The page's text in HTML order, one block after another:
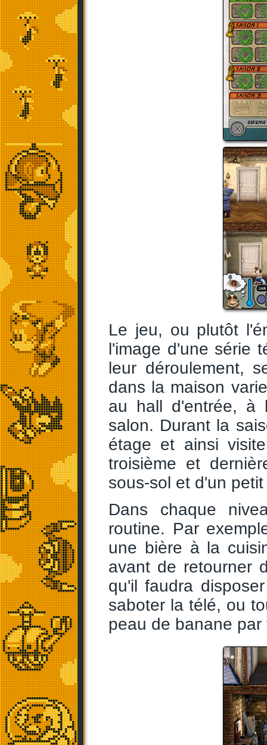
Le jeu, ou plutôt
l'image d'une série
leur déroulement,
dans la maison
au hall d'entrée,
salon. Durant la
étage et ainsi
troisième et
sous-sol et d'un
Dans chaque
routine. Par
une bière à la
avant de retourner
qu'il faudra
saboter la télé, ou
peau de banane par